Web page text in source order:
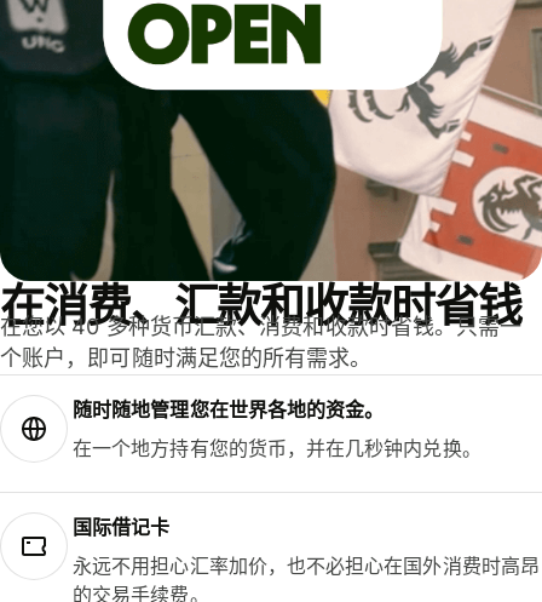
在消费、汇款和收款时省钱
在您以 40 多种货币汇款、消费和收款时省钱。只需一
个账户，即可随时满足您的所有需求。
随时随地管理您在世界各地的资金。
在一个地方持有您的货币，并在几秒钟内兑换。
国际借记卡
永远不用担心汇率加价，也不必担心在国外消费时高昂
的交易手续费。